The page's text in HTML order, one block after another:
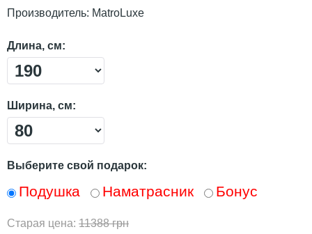
Производитель: MatroLuxe
Длина, см:
Ширина, см:
Выберите свой подарок:
Подушка Наматрасник Бонус
Старая цена: 11388 грн